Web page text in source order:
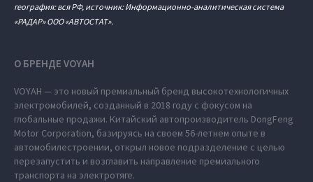
география: вся РФ, источник: Информационно-аналитическая система
«РАДАР» ООО «АВТОСТАТ».
О БРЕНДЕ VOYAH
VOYAH — это новый премиальный бренд высокотехнологичных
электромобилей, созданный в 2018 году с фокусом на
глобальные продажи. Китайский автопроизводитель DongFeng
Motor Corporation, базируясь на своем 56-летнем опыте в
автомобилестроении, открыл новое подразделение с целью
перезапустить и возглавить направление премиального
транспорта на электротяге.